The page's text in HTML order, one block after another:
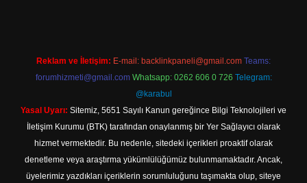
Reklam ve İletişim: E-mail: backlinkpaneli@gmail.com Teams:
forumhizmeti@gmail.com Whatsapp: 0262 606 0 726 Telegram:
@karabul
Yasal Uyarı: Sitemiz, 5651 Sayılı Kanun gereğince Bilgi Teknolojileri ve
İletişim Kurumu (BTK) tarafından onaylanmış bir Yer Sağlayıcı olarak
hizmet vermektedir. Bu nedenle, sitedeki içerikleri proaktif olarak
denetleme veya araştırma yükümlülüğümüz bulunmamaktadır. Ancak,
üyelerimiz yazdıkları içeriklerin sorumluluğunu taşımakta olup, siteye